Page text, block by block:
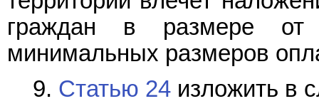
граждан в размере от
минимальных размеров
9. Статью 24 изложить в